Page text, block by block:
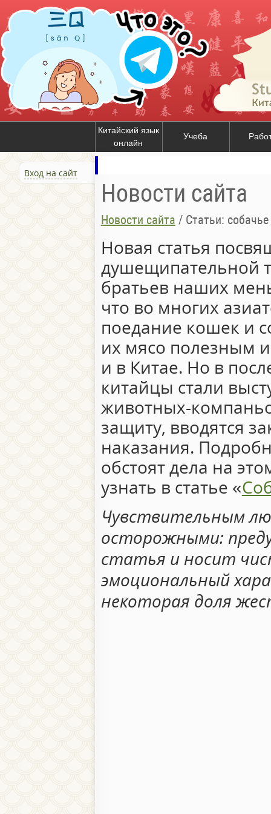
Китайский язык
онлайн
Учеба
Вход на сайт
Новости сайта
Новости сайта / Статьи:
Новая статья
душещипательной
братьев наших
что во многих
поедание кошек и
их мясо полезным
и в Китае. Но в
китайцы стали
животных-
защиту, вводятся
наказания.
обстоят дела на
узнать в статье «
Чувствительным
осторожными:
статья и носит
эмоциональный
некоторая доля